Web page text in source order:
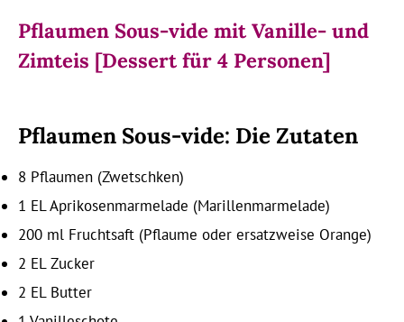
Pflaumen Sous-vide mit Vanille- und
Zimteis [Dessert für 4 Personen]
Pflaumen Sous-vide: Die Zutaten
8 Pflaumen (Zwetschken)
1 EL Aprikosenmarmelade (Marillenmarmelade)
200 ml Fruchtsaft (Pflaume oder ersatzweise Orange)
2 EL Zucker
2 EL Butter